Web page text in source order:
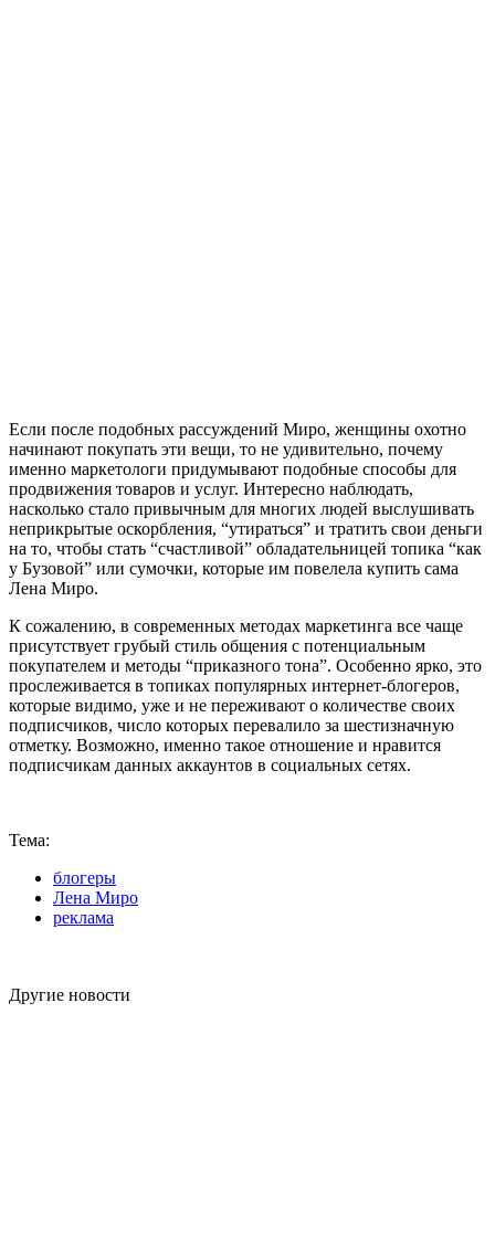
Если после подобных рассуждений Миро, женщины охотно
начинают покупать эти вещи, то не удивительно, почему
именно маркетологи придумывают подобные способы для
продвижения товаров и услуг. Интересно наблюдать,
насколько стало привычным для многих людей выслушивать
неприкрытые оскорбления, “утираться” и тратить свои деньги
на то, чтобы стать “счастливой” обладательницей топика “как
у Бузовой” или сумочки, которые им повелела купить сама
Лена Миро.
К сожалению, в современных методах маркетинга все чаще
присутствует грубый стиль общения с потенциальным
покупателем и методы “приказного тона”. Особенно ярко, это
прослеживается в топиках популярных интернет-блогеров,
которые видимо, уже и не переживают о количестве своих
подписчиков, число которых перевалило за шестизначную
отметку. Возможно, именно такое отношение и нравится
подписчикам данных аккаунтов в социальных сетях.
Тема:
блогеры
Лена Миро
реклама
Другие новости